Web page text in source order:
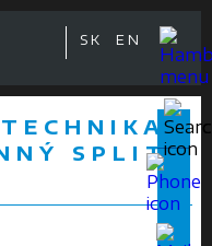
SK EN
SPLIT